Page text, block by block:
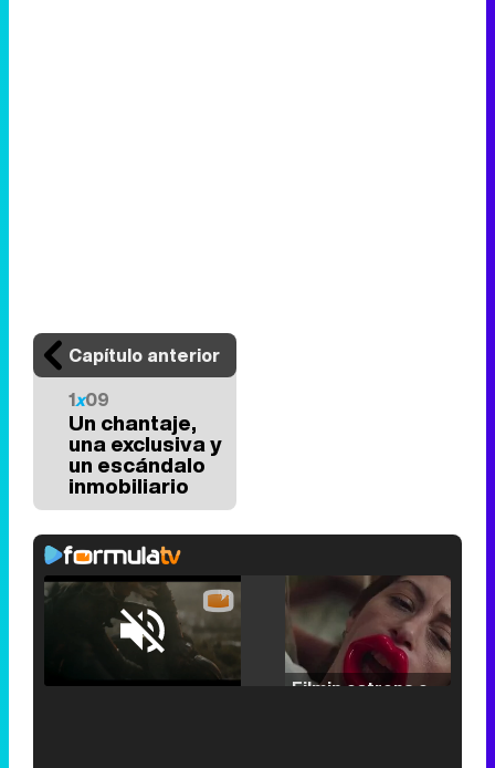
Capítulo anterior
1x09
Un chantaje,
una exclusiva y
un escándalo
inmobiliario
Unmute /
Loaded: